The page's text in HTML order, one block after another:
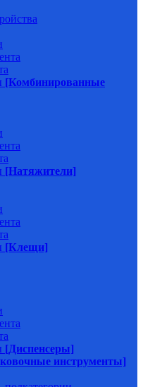
[Комбинированные
[Натяжители]
[Клещи]
[Диспенсеры]
инструменты]